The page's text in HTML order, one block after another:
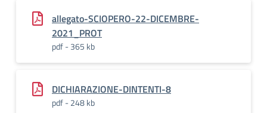
allegato-SCIOPERO-22-DICEMBRE-
2021_PROT
pdf - 365 kb
DICHIARAZIONE-DINTENTI-8
pdf - 248 kb